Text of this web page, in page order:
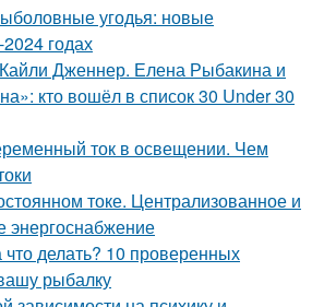
угодья: новые
годах
Дженнер. Елена Рыбакина и
кто вошёл в список 30 Under 30
ток в освещении. Чем
токе. Централизованное и
энергоснабжение
делать? 10 проверенных
рыбалку